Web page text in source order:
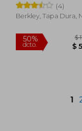
(4)
Berkley, Tapa Dura,
1